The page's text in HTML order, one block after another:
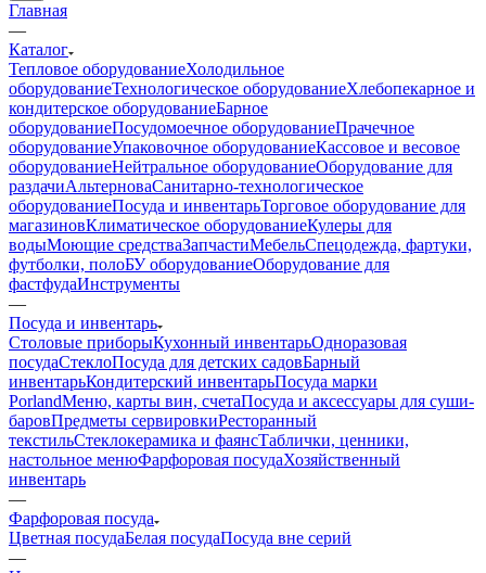
Главная
—
Каталог
Тепловое оборудованиеХолодильное
оборудованиеТехнологическое оборудованиеХлебопекарное и
кондитерское оборудованиеБарное
оборудованиеПосудомоечное оборудованиеПрачечное
оборудованиеУпаковочное оборудованиеКассовое и весовое
оборудованиеНейтральное оборудованиеОборудование для
раздачиАльтерноваСанитарно-технологическое
оборудованиеПосуда и инвентарьТорговое оборудование для
магазиновКлиматическое оборудованиеКулеры для
водыМоющие средстваЗапчастиМебельСпецодежда, фартуки,
футболки, полоБУ оборудованиеОборудование для
фастфудаИнструменты
—
Посуда и инвентарь
Столовые приборыКухонный инвентарьОдноразовая
посудаСтеклоПосуда для детских садовБарный
инвентарьКондитерский инвентарьПосуда марки
PorlandМеню, карты вин, счетаПосуда и аксессуары для суши-
баровПредметы сервировкиРесторанный
текстильСтеклокерамика и фаянсТаблички, ценники,
настольное менюФарфоровая посудаХозяйственный
инвентарь
—
Фарфоровая посуда
Цветная посудаБелая посудаПосуда вне серий
—